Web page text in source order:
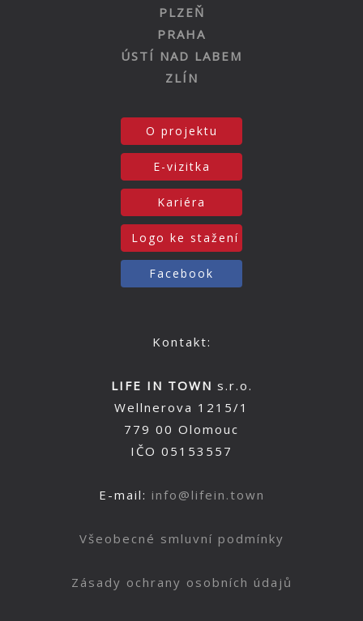
PLZEŇ
PRAHA
ÚSTÍ NAD LABEM
ZLÍN
O projektu
E-vizitka
Kariéra
Logo ke stažení
Facebook
Kontakt:
LIFE IN TOWN s.r.o.
Wellnerova 1215/1
779 00 Olomouc
IČO 05153557
E-mail: info@lifein.town
Všeobecné smluvní podmínky
Zásady ochrany osobních údajů